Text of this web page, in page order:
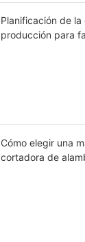
Planificación de
producción para
Cómo elegir una
cortadora de